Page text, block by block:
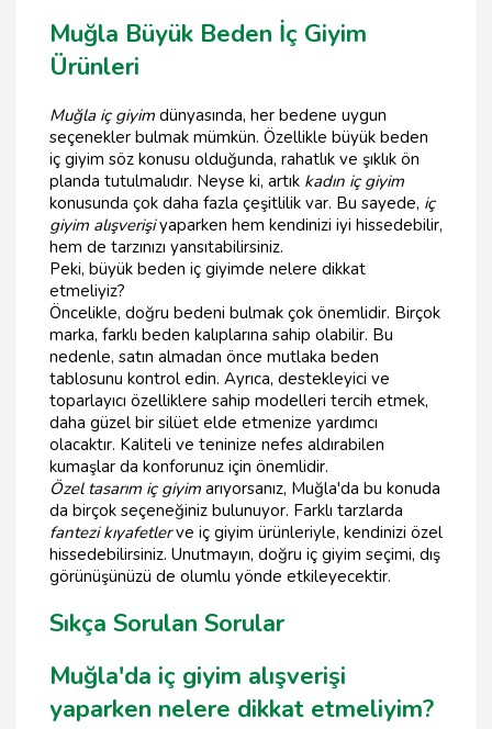
Muğla Büyük Beden İç Giyim
Ürünleri
Muğla iç giyim dünyasında, her bedene uygun
seçenekler bulmak mümkün. Özellikle büyük beden
iç giyim söz konusu olduğunda, rahatlık ve şıklık ön
planda tutulmalıdır. Neyse ki, artık kadın iç giyim
konusunda çok daha fazla çeşitlilik var. Bu sayede, iç
giyim alışverişiyaparken hem kendinizi iyi hissedebilir,
hem de tarzınızı yansıtabilirsiniz.
Peki, büyük beden iç giyimde nelere dikkat
etmeliyiz?
Öncelikle, doğru bedeni bulmak çok önemlidir. Birçok
marka, farklı beden kalıplarına sahip olabilir. Bu
nedenle, satın almadan önce mutlaka beden
tablosunu kontrol edin. Ayrıca, destekleyici ve
toparlayıcı özelliklere sahip modelleri tercih etmek,
daha güzel bir silüet elde etmenize yardımcı
olacaktır. Kaliteli ve teninize nefes aldırabilen
kumaşlar da konforunuz için önemlidir.
Özel tasarım iç giyim arıyorsanız, Muğla'da bu konuda
da birçok seçeneğiniz bulunuyor. Farklı tarzlarda
fantezi kıyafetlerve iç giyim ürünleriyle, kendinizi özel
hissedebilirsiniz. Unutmayın, doğru iç giyim seçimi, dış
görünüşünüzü de olumlu yönde etkileyecektir.
Sıkça Sorulan Sorular
Muğla'da iç giyim alışverişi
yaparken nelere dikkat etmeliyim?